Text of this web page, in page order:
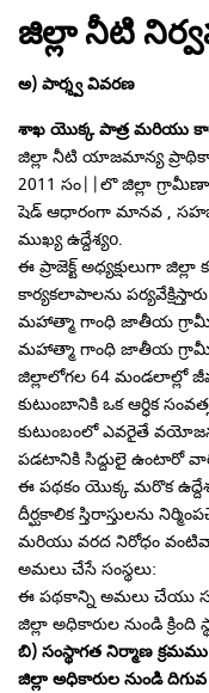
జిల్లా నీటి
అ) పార్శ్వ వివరణ
శాఖ యొక్క పాత్ర మరియు
జిల్లా నీటి యాజమాన్య ప్రాథికార
2011 సం||లొ జిల్లా
షెడ్ ఆధారంగా మానవ , సహజ
ముఖ్య ఉద్దేశ్యo.
ఈ ప్రాజెక్ట్ అధ్యక్షులుగా
కార్యకలాపాలను
మహాత్మా గాంధి జాతీయ
మహాత్మా గాంధి జాతీయ
జిల్లాలోగల 64 మండలాల్లో
కుటుంబానికి ఒక ఆర్ధిక
కుటుంబంలో ఎవరైతే
పడటానికి సిద్దులై ఉంటారో
ఈ పథకం యొక్క మరొక
దీర్ఘకాలిక స్తిరాస్తులను
మరియు వరద నిరోధం
అమలు చేసే సంస్థలు:
ఈ పథకాన్ని అమలు చేయు
జిల్లా అధికారుల నుండి
బి) సంస్థాగత నిర్మాణ క్రమము
జిల్లా అధికారుల నుండి